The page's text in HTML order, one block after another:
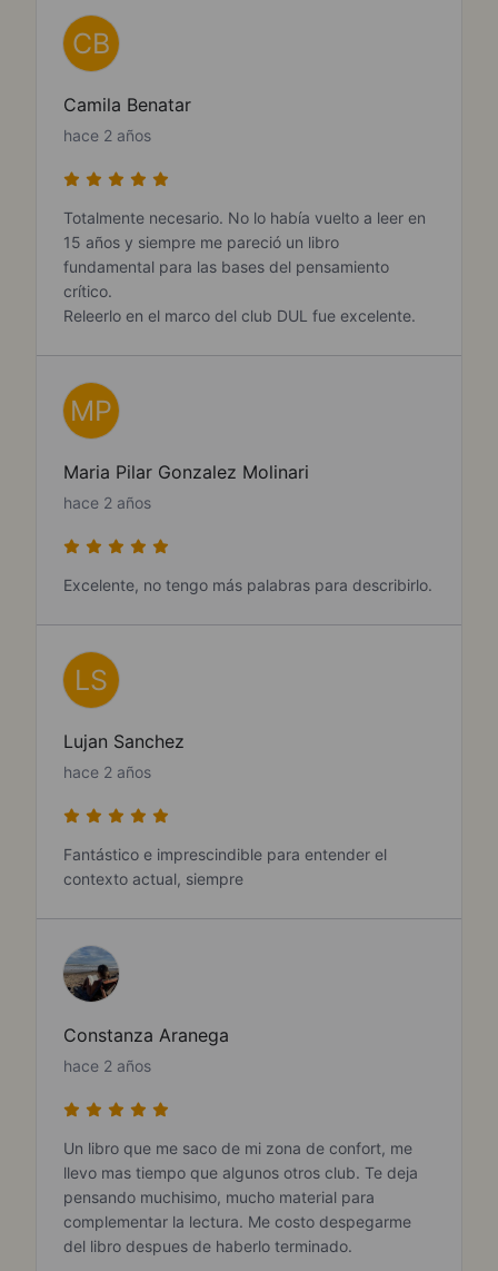
CB
Camila Benatar
hace 2 años
Totalmente necesario. No lo había vuelto a leer en
15 años y siempre me pareció un libro
fundamental para las bases del pensamiento
crítico.
Releerlo en el marco del club DUL fue excelente.
MP
Maria Pilar Gonzalez Molinari
hace 2 años
Excelente, no tengo más palabras para describirlo.
LS
Lujan Sanchez
hace 2 años
Fantástico e imprescindible para entender el
contexto actual, siempre
Constanza Aranega
hace 2 años
Un libro que me saco de mi zona de confort, me
llevo mas tiempo que algunos otros club. Te deja
pensando muchisimo, mucho material para
complementar la lectura. Me costo despegarme
del libro despues de haberlo terminado.